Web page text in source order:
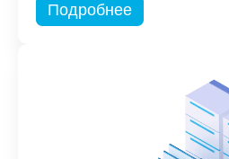
Подробнее